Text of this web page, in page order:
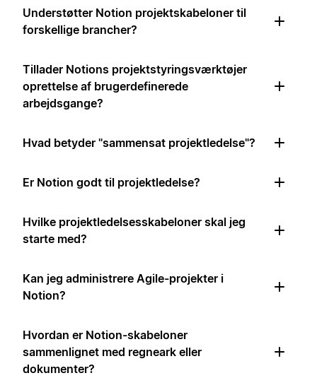
Understøtter Notion projektskabeloner til
forskellige brancher?
Tillader Notions projektstyringsværktøjer
oprettelse af brugerdefinerede
arbejdsgange?
Hvad betyder "sammensat projektledelse"?
Er Notion godt til projektledelse?
Hvilke projektledelsesskabeloner skal jeg
starte med?
Kan jeg administrere Agile-projekter i
Notion?
Hvordan er Notion-skabeloner
sammenlignet med regneark eller
dokumenter?